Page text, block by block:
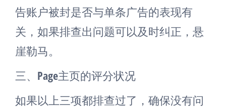
告账户被封是否与单条广告的表现有
关，如果排查出问题可以及时纠正，悬
崖勒马。
三、Page主页的评分状况
如果以上三项都排查过了，确保没有问